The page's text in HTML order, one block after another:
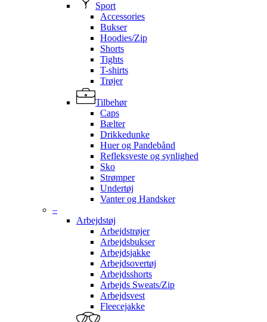
Sport
Accessories
Bukser
Hoodies/Zip
Shorts
Tights
T-shirts
Trøjer
Tilbehør
Caps
Bælter
Drikkedunke
Huer og Pandebånd
Refleksveste og synlighed
Sko
Strømper
Undertøj
Vanter og Handsker
–
Arbejdstøj
Arbejdstrøjer
Arbejdsbukser
Arbejdsjakke
Arbejdsovertøj
Arbejdsshorts
Arbejds Sweats/Zip
Arbejdsvest
Fleecejakke